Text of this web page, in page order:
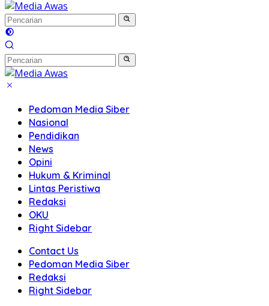
Pedoman Media Siber
Nasional
Pendidikan
News
Opini
Hukum & Kriminal
Lintas Peristiwa
Redaksi
OKU
Right Sidebar
Contact Us
Pedoman Media Siber
Redaksi
Right Sidebar